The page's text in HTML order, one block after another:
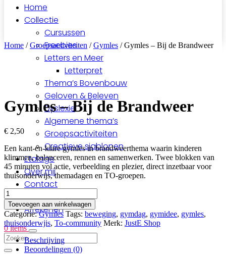
Home
Collectie
Cursussen
Freebies
Letters en Meer
Letterpret
Thema’s Bovenbouw
Geloven & Beleven
Dyslexie
Algemene thema’s
Groepsactiviteiten
Creatieve sjablonen
Etalage
Over mij
Contact
Mijn account
Afrekenen
0 items
Home /Groepsactiviteiten /Gymles / Gymles – Bij de Brandweer
Gymles – Bij de Brandweer
€ 2,50
Een kant-en-klare gymles in brandweerthema waarin kinderen
klimmen, balanceren, rennen en samenwerken. Twee blokken van
45 minuten vol actie, verbeelding en plezier, direct inzetbaar voor
thuisonderwijs, themadagen en TO-groepen.
Gymles
-
Bij
de
Brandweer
aantal
Toevoegen aan winkelwagen
Categorie:Gymles Tags: beweging, gymdag, gymidee, gymles,
thuisonderwjis, To-community Merk: JustE Shop
Beschrijving
Beoordelingen (0)